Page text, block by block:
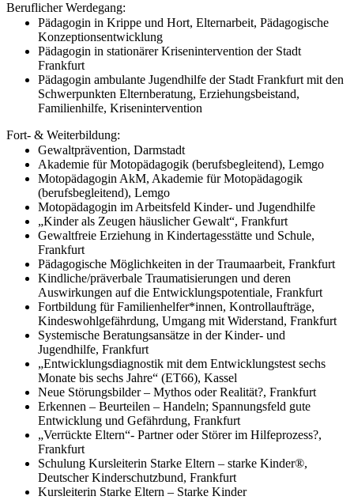
Beruflicher Werdegang:
Pädagogin in Krippe und Hort, Elternarbeit, Pädagogische
Konzeptionsentwicklung
Pädagogin in stationärer Krisenintervention der Stadt
Frankfurt
Pädagogin ambulante Jugendhilfe der Stadt Frankfurt mit den
Schwerpunkten Elternberatung, Erziehungsbeistand,
Familienhilfe, Krisenintervention
Fort- & Weiterbildung:
Gewaltprävention, Darmstadt
Akademie für Motopädagogik (berufsbegleitend), Lemgo
Motopädagogin AkM, Akademie für Motopädagogik
(berufsbegleitend), Lemgo
Motopädagogin im Arbeitsfeld Kinder- und Jugendhilfe
„Kinder als Zeugen häuslicher Gewalt“, Frankfurt
Gewaltfreie Erziehung in Kindertagesstätte und Schule,
Frankfurt
Pädagogische Möglichkeiten in der Traumaarbeit, Frankfurt
Kindliche/präverbale Traumatisierungen und deren
Auswirkungen auf die Entwicklungspotentiale, Frankfurt
Fortbildung für Familienhelfer*innen, Kontrollaufträge,
Kindeswohlgefährdung, Umgang mit Widerstand, Frankfurt
Systemische Beratungsansätze in der Kinder- und
Jugendhilfe, Frankfurt
„Entwicklungsdiagnostik mit dem Entwicklungstest sechs
Monate bis sechs Jahre“ (ET66), Kassel
Neue Störungsbilder – Mythos oder Realität?, Frankfurt
Erkennen – Beurteilen – Handeln; Spannungsfeld gute
Entwicklung und Gefährdung, Frankfurt
„Verrückte Eltern“- Partner oder Störer im Hilfeprozess?,
Frankfurt
Schulung Kursleiterin Starke Eltern – starke Kinder®,
Deutscher Kinderschutzbund, Frankfurt
Kursleiterin Starke Eltern – Starke Kinder